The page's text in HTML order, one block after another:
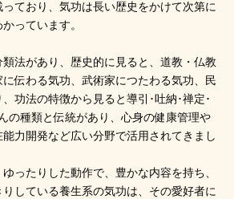
ており、気功は長い歴史をかけて次第に
っています。
法があり、歴史的に見ると、道教・仏教
伝わる気功、武術家につたわる気功、民
功法の特徴から見ると導引･吐納･禅定･
の種類と伝統があり、心身の健康管理や
力開発など広い分野で活用されてきまし
ったりした動作で、豊かな内容を持ち、
している養生系の気功は、その愛好者に